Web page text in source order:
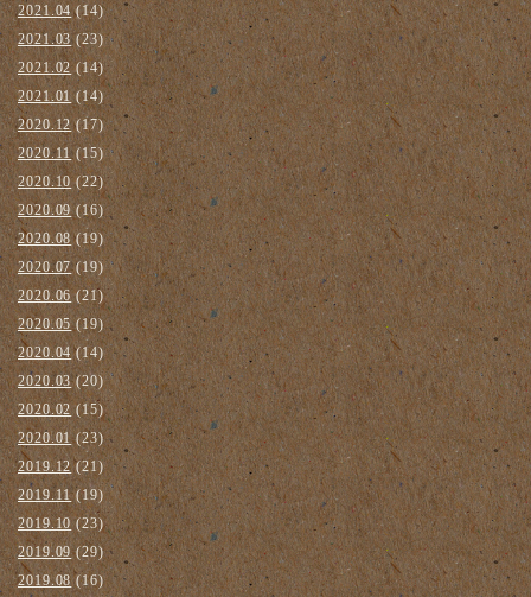
2021.04 (14)
2021.03(23)
2021.02(14)
2021.01 (14)
2020.12 (17)
2020.11(15)
2020.10 (22)
2020.09 (16)
2020.08(19)
2020.07(19)
2020.06 (21)
2020.05(19)
2020.04(14)
2020.03(20)
2020.02 (15)
2020.01(23)
2019.12(21)
2019.11(19)
2019.10 (23)
2019.09(29)
2019.08(16)